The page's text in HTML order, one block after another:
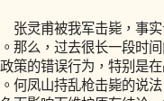
灵甫被我军击毙，事实
那么，过去很长一段时
策的错误行为，特别是
何凤山持乱枪击毙的说